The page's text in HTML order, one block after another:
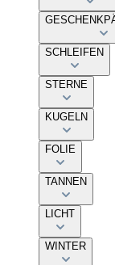
SCHLEIFEN
STERNE
KUGELN
FOLIE
TANNEN
LICHT
WINTER